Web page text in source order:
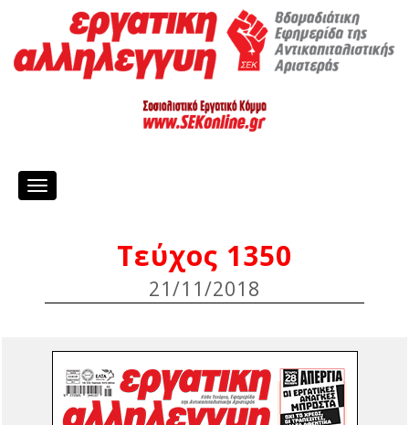
Toggle
Τεύχος 1350
21/11/2018